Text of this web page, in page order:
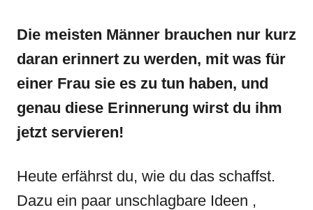
Die meisten Männer brauchen nur kurz
daran erinnert zu werden, mit was für
einer Frau sie es zu tun haben, und
genau diese Erinnerung wirst du ihm
jetzt servieren!
Heute erfährst du, wie du das schaffst.
Dazu ein paar unschlagbare Ideen ,